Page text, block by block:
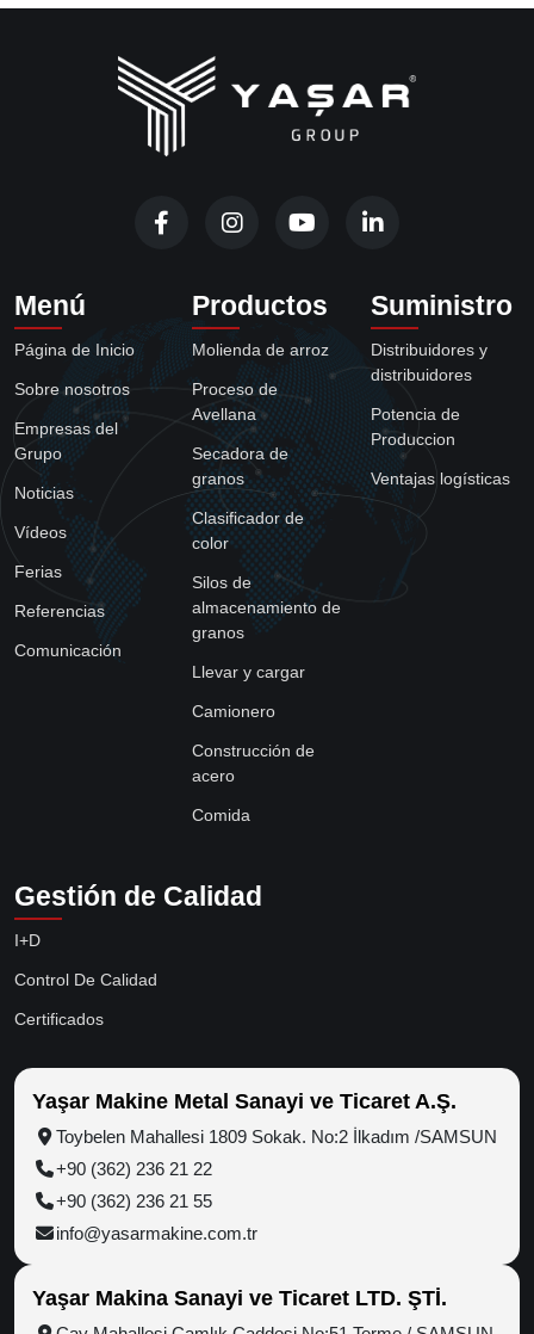
Menú
Página de Inicio
Sobre nosotros
Empresas del
Grupo
Noticias
Vídeos
Ferias
Referencias
Comunicación
Productos
Molienda de arroz
Proceso de
Avellana
Secadora de
granos
Clasificador de
color
Silos de
almacenamiento de
granos
Llevar y cargar
Camionero
Construcción de
acero
Comida
Suministro
Distribuidores y
distribuidores
Potencia de
Produccion
Ventajas logísticas
Gestión de Calidad
I+D
Control De Calidad
Certificados
Yaşar Makine Metal Sanayi ve Ticaret A.Ş.
Toybelen Mahallesi 1809 Sokak. No:2 İlkadım /SAMSUN
+90 (362) 236 21 22
+90 (362) 236 21 55
info@yasarmakine.com.tr
Yaşar Makina Sanayi ve Ticaret LTD. ŞTİ.